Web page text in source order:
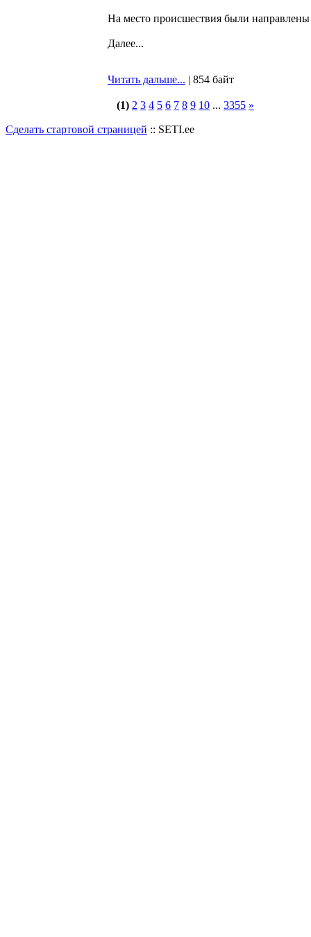
На место происшествия были направлены
Далее...
Читать дальше... | 854 байт
(1) 2 3 4 5 6 7 8 9 10 ... 3355 »
Сделать стартовой страницей :: SETI.ee